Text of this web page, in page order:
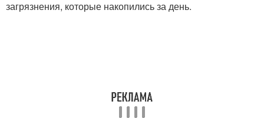
загрязнения, которые накопились за день.